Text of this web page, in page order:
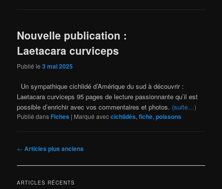
Nouvelle publication :
Laetacara curviceps
Publié le3 mai 2025
Un sympathique cichlidé d’Amérique du sud à découvrir :
Laetacara curviceps 95 pages de lecture passionnante qu’il est
possible d’enrichir avec vos commentaires et photos. (suite…)
Publié dansFiches | Marqué aveccichlidés,fiche,poissons
Navigation
articles
← Articles plus anciens
ARTICLES RÉCENTS